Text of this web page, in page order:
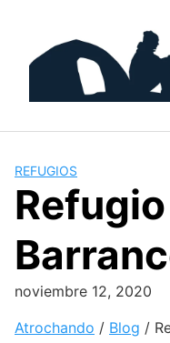
content
REFUGIOS
noviembre 12, 2020
Atrochando / Blog /